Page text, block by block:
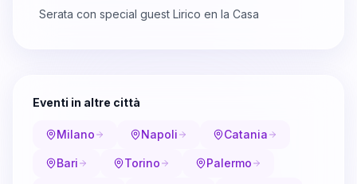
Serata con special guest Lirico en la Casa
Eventi in altre città
Milano Napoli Catania
Bari Torino Palermo